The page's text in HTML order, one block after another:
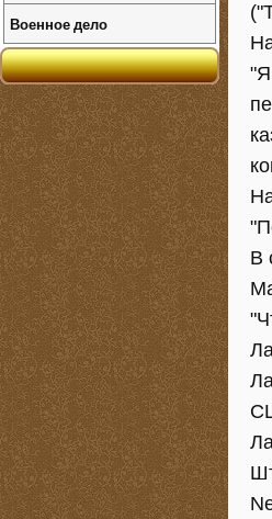
"Я
В
Военное дело